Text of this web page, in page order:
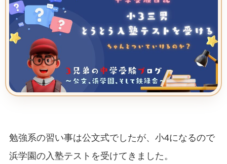
勉強系の習い事は公文式でしたが、小4になるので
浜学園の入塾テストを受けてきました。